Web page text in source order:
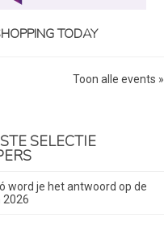
TODAY
Toon alle events »
SELECTIE
word je het antwoord op de
2026